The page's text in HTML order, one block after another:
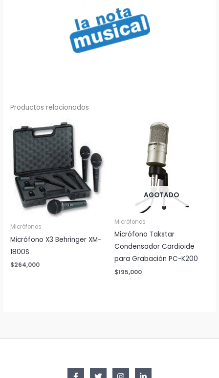
Productos relacionados
Micrófonos
Micrófono X3 Behringer XM-
1800S
$264,000
AGOTADO
Micrófonos
Micrófono Takstar
Condensador Cardioide
para Grabación PC-K200
$195,000